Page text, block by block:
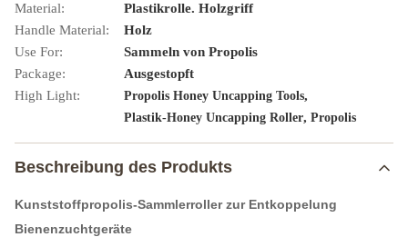
Material:
Plastikrolle. Holzgriff
Handle Material:
Holz
Use For:
Sammeln von Propolis
Package:
Ausgestopft
High Light:
Propolis Honey Uncapping Tools,
Plastik-Honey Uncapping Roller, Propolis
Beschreibung des Produkts
Kunststoffpropolis-Sammlerroller zur Entkoppelung
Bienenzuchtgeräte